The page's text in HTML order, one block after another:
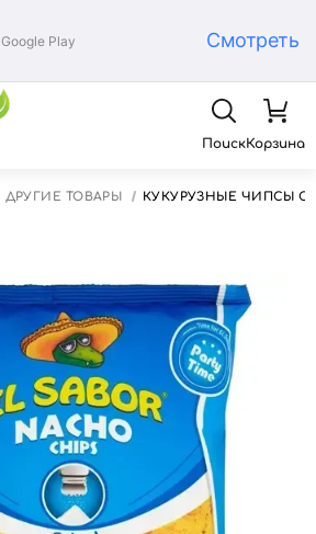
Play Смотреть
ПоискКорзина
ДРУГИЕ ТОВАРЫ КУКУРУЗНЫЕ ЧИПСЫ С